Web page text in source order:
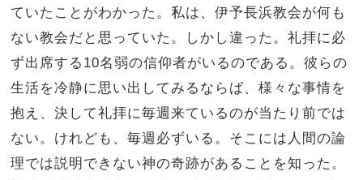
ていたことがわかった。私は、伊予長浜教会が何も
ない教会だと思っていた。しかし違った。礼拝に必
ず出席する 10名弱の信仰者がいるのである。彼らの
生活を冷静に思い出してみるならば、様々な事情を
抱え、決して礼拝に毎週来ているのが当たり前では
ない。けれども、毎週必ずいる。そこには人間の論
理では説明できない神の奇跡があることを知った。